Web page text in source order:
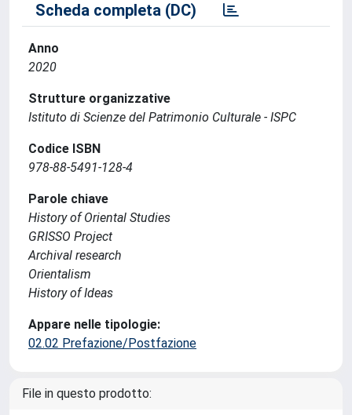
Scheda completa (DC)
Anno
2020
Strutture organizzative
Istituto di Scienze del Patrimonio Culturale - ISPC
Codice ISBN
978-88-5491-128-4
Parole chiave
History of Oriental Studies
GRISSO Project
Archival research
Orientalism
History of Ideas
Appare nelle tipologie:
02.02 Prefazione/Postfazione
File in questo prodotto: